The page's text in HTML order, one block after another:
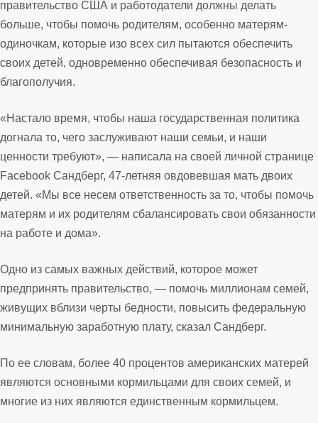
правительство США и работодатели должны делать
больше, чтобы помочь родителям, особенно матерям-
одиночкам, которые изо всех сил пытаются обеспечить
своих детей, одновременно обеспечивая безопасность и
благополучия.
«Настало время, чтобы наша государственная политика
догнала то, чего заслуживают наши семьи, и наши
ценности требуют», — написала на своей личной странице
Facebook Сандберг, 47-летняя овдовевшая мать двоих
детей. «Мы все несем ответственность за то, чтобы помочь
матерям и их родителям сбалансировать свои обязанности
на работе и дома».
Одно из самых важных действий, которое может
предпринять правительство, — помочь миллионам семей,
живущих вблизи черты бедности, повысить федеральную
минимальную заработную плату, сказал Сандберг.
По ее словам, более 40 процентов американских матерей
являются основными кормильцами для своих семей, и
многие из них являются единственным кормильцем.